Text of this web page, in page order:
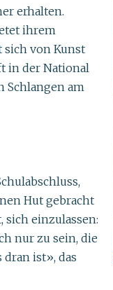
erhalten.
ihrem
sich von Kunst
in der National
Schlangen am
Hut gebracht
sich einzulassen:
nur zu sein, die
ist», das